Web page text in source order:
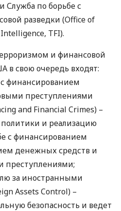
Служба по борьбе с
разведки (Office of
TFI).
и финансовой
в свою очередь входят:
финансированием
преступлениями
and Financial Crimes) –
политики и реализацию
с финансированием
денежных средств и
преступлениями;
за иностранными
Assets Control) –
безопасность и ведет